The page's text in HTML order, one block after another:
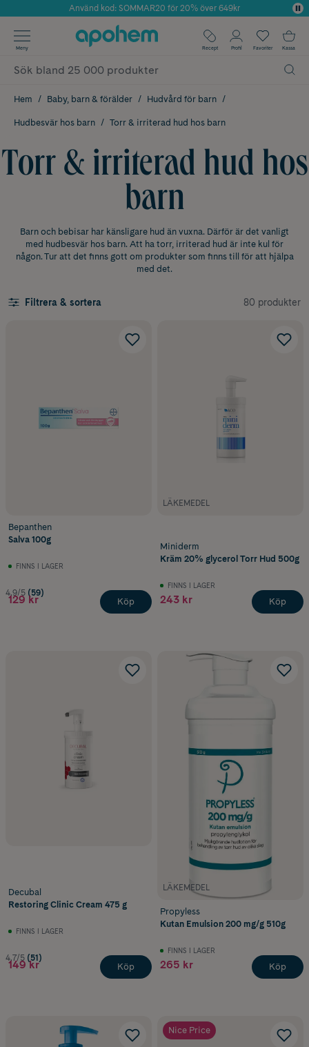
Årets Butik 2025 inom Skönhet
Använd kod: SOMMAR20 för 20% över 649kr
✓ Fri frakt
✓ Poäng på alla köp*
Meny Recept Profil Favoriter Kassa
Hem Baby, barn & förälder Hudvård för barn
Hudbesvär hos barn Torr & irriterad hud hos barn
Torr & irriterad hud hos
barn
Barn och bebisar har känsligare hud än vuxna. Därför är det vanligt
med hudbesvär hos barn. Att ha torr, irriterad hud är inte kul för
någon. Tur att det finns gott om produkter som finns till för att hjälpa
med det.
Filtrera & sortera 80 produkter
Bepanthen
Salva 100g
FINNS I LAGER
4.9/5 (59)
129 kr Köp
LÄKEMEDEL
Miniderm
Kräm 20% glycerol Torr Hud 500g
FINNS I LAGER
243 kr Köp
Decubal
Restoring Clinic Cream 475 g
FINNS I LAGER
4.7/5 (51)
149 kr Köp
LÄKEMEDEL
Propyless
Kutan Emulsion 200 mg/g 510g
FINNS I LAGER
265 kr Köp
Nice Price